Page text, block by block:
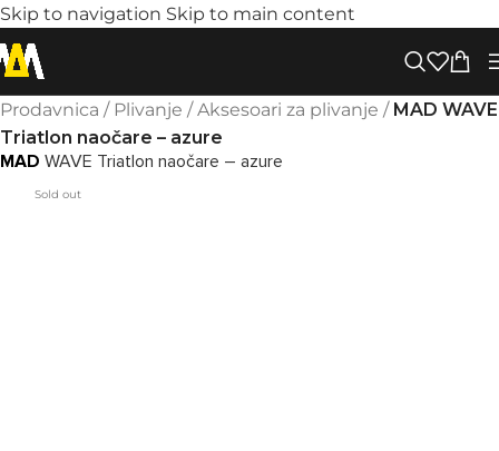
Skip to navigation Skip to main content
Prodavnica / Plivanje /Aksesoari za plivanje / MAD WAVE
Triatlon naočare – azure
MAD WAVE Triatlon naočare – azure
Sold out